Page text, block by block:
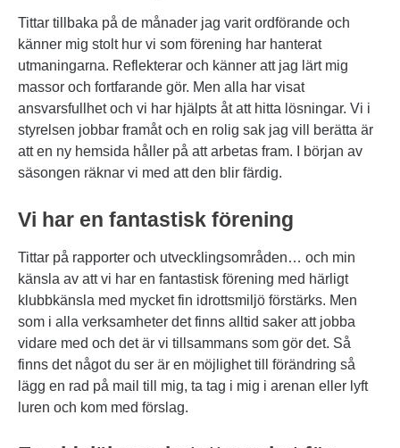
Tittar tillbaka på de månader jag varit ordförande och
känner mig stolt hur vi som förening har hanterat
utmaningarna. Reflekterar och känner att jag lärt mig
massor och fortfarande gör. Men alla har visat
ansvarsfullhet och vi har hjälpts åt att hitta lösningar. Vi i
styrelsen jobbar framåt och en rolig sak jag vill berätta är
att en ny hemsida håller på att arbetas fram. I början av
säsongen räknar vi med att den blir färdig.
Vi har en fantastisk förening
Tittar på rapporter och utvecklingsområden… och min
känsla av att vi har en fantastisk förening med härligt
klubbkänsla med mycket fin idrottsmiljö förstärks. Men
som i alla verksamheter det finns alltid saker att jobba
vidare med och det är vi tillsammans som gör det. Så
finns det något du ser är en möjlighet till förändring så
lägg en rad på mail till mig, ta tag i mig i arenan eller lyft
luren och kom med förslag.